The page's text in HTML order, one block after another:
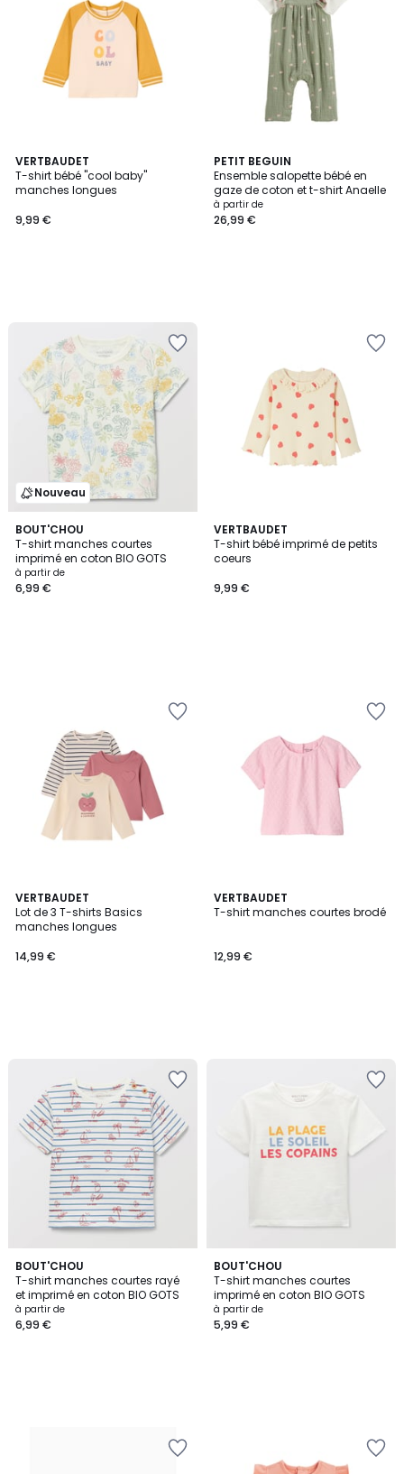
VERTBAUDET
T-shirt bébé "cool baby"
manches longues
9,99 €
PETIT BEGUIN
Ensemble salopette bébé en
gaze de coton et t-shirt Anaelle
à partir de
26,99 €
Nouveau
BOUT'CHOU
T-shirt manches courtes
imprimé en coton BIO GOTS
à partir de
6,99 €
VERTBAUDET
T-shirt bébé imprimé de petits
coeurs
9,99 €
VERTBAUDET
Lot de 3 T-shirts Basics
manches longues
14,99 €
VERTBAUDET
T-shirt manches courtes brodé
12,99 €
BOUT'CHOU
T-shirt manches courtes rayé
et imprimé en coton BIO GOTS
à partir de
6,99 €
BOUT'CHOU
T-shirt manches courtes
imprimé en coton BIO GOTS
à partir de
5,99 €